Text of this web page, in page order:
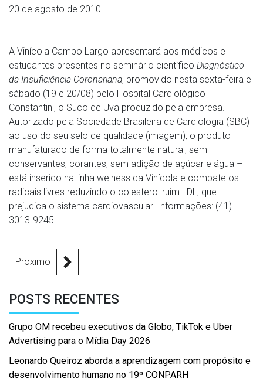
20 de agosto de 2010
A Vinícola Campo Largo apresentará aos médicos e
estudantes presentes no seminário científico Diagnóstico
da Insuficiência Coronariana, promovido nesta sexta-feira e
sábado (19 e 20/08) pelo Hospital Cardiológico
Constantini, o Suco de Uva produzido pela empresa.
Autorizado pela Sociedade Brasileira de Cardiologia (SBC)
ao uso do seu selo de qualidade (imagem), o produto –
manufaturado de forma totalmente natural, sem
conservantes, corantes, sem adição de açúcar e água –
está inserido na linha welness da Vinícola e combate os
radicais livres reduzindo o colesterol ruim LDL, que
prejudica o sistema cardiovascular. Informações: (41)
3013-9245.
Proximo
POSTS RECENTES
Grupo OM recebeu executivos da Globo, TikTok e Uber
Advertising para o Mídia Day 2026
Leonardo Queiroz aborda a aprendizagem com propósito e
desenvolvimento humano no 19º CONPARH